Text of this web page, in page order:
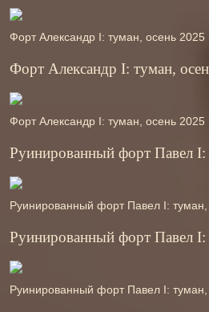
Форт Александр І: туман, осень 2025
Форт Александр І: туман,
Форт Александр І: туман, осень 2025
Руинированный форт Павел
Руинированный форт Павел І:
Руинированный форт Павел
Руинированный форт Павел І: